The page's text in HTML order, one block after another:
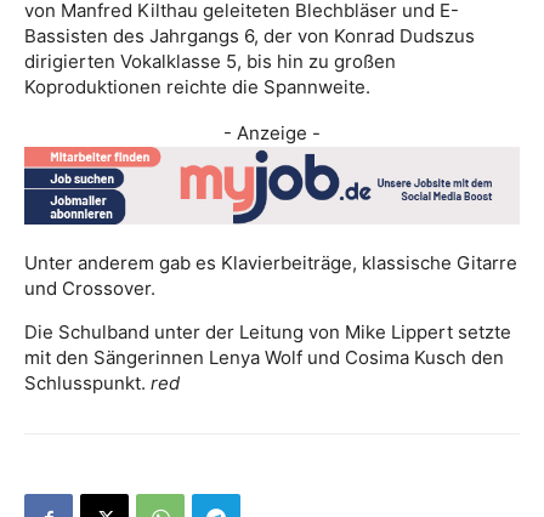
von Manfred Kilthau geleiteten Blechbläser und E-
Bassisten des Jahrgangs 6, der von Konrad Dudszus
dirigierten Vokalklasse 5, bis hin zu großen
Koproduktionen reichte die Spannweite.
- Anzeige -
Unter anderem gab es Klavierbeiträge, klassische Gitarre
und Crossover.
Die Schulband unter der Leitung von Mike Lippert setzte
mit den Sängerinnen Lenya Wolf und Cosima Kusch den
Schlusspunkt. red